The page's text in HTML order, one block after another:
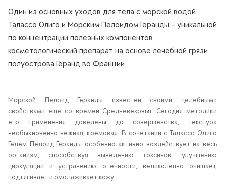
Один из основных уходов для тела с морской водой
Талассо Олиго и Морским Пелоидом Геранды – уникальной
по концентрации полезных компонентов
косметологический препарат на основе лечебной грязи
полуострова Геранд во Франции.
Морской Пелоид Геранды известен своими целебными
свойствами еще со времен Средневековья. Сегодня методики
его применения доведены до совершенства, текстура
необыкновенно нежная, кремовая. В сочетании с Талассо Олиго
Гелем Пелоид Геранды особенно активно воздействует на весь
организм, способствуя выведению токсинов, улучшению
циркуляции и устранению отечности, великолепно очищает,
подтягивает и омолаживает кожу.